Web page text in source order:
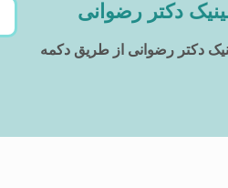
دکتر رضوانی
دکتر رضوانی از طریق دکمه